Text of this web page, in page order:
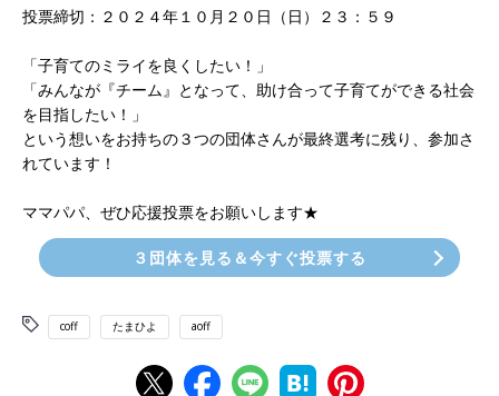
投票締切：２０２４年１０月２０日（日）２３：５９
「子育てのミライを良くしたい！」
「みんなが『チーム』となって、助け合って子育てができる社会
を目指したい！」
という想いをお持ちの３つの団体さんが最終選考に残り、参加さ
れています！
ママパパ、ぜひ応援投票をお願いします★
３団体を見る＆今すぐ投票する
coff たまひよ aoff